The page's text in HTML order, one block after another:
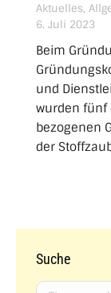
Aktuelles,
6. Juli 2023
Beim
und
wurden fünf
bezogenen
der
Suche
Search: